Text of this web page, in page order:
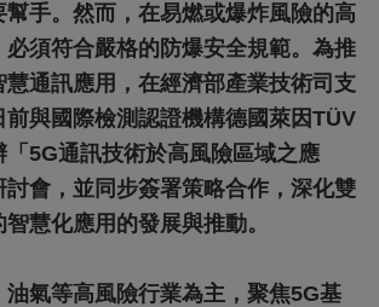
手。然而，在易燃或爆炸風險的高
須符合嚴格的防爆安全規範。為推
通訊應用，在經濟部產業技術司支
與國際檢測認證機構德國萊因TÜV
5G通訊技術於高風險區域之應
討會，並同步簽署策略合作，深化雙
慧化應用的發展與推動。
氣等高風險行業為主，聚焦5G基